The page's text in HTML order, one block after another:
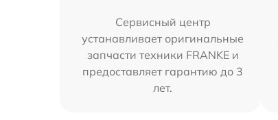
Сервисный центр
устанавливает оригинальные
запчасти техники FRANKE и
предоставляет гарантию до 3
лет.